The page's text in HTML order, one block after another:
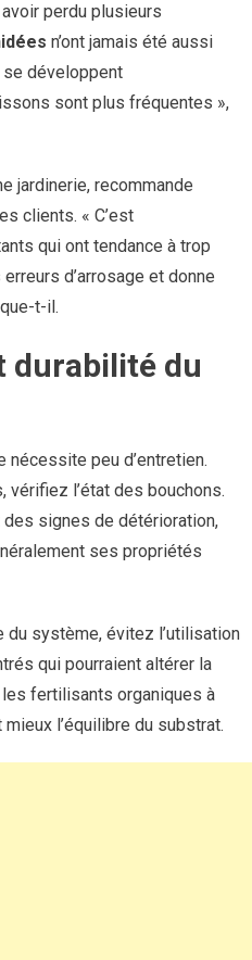
perdu plusieurs
n’ont jamais été aussi
développent
sont plus fréquentes »,
jardinerie, recommande
clients. « C’est
qui ont tendance à trop
d’arrosage et donne
t-il.
durabilité du
nécessite peu d’entretien.
vérifiez l’état des bouchons.
des signes de détérioration,
ses propriétés
du système, évitez l’utilisation
qui pourraient altérer la
fertilisants organiques à
l’équilibre du substrat.